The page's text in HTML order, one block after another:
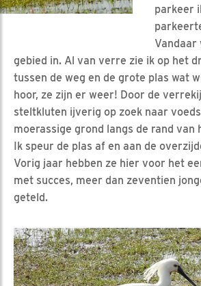
parkeer
Vandaar
gebied in. Al van verre zie ik op het
tussen de weg en de grote plas wat
hoor, ze zijn er weer! Door de
steltkluten ijverig op zoek naar
moerassige grond langs de rand van
Ik speur de plas af en aan de
Vorig jaar hebben ze hier voor het
met succes, meer dan zeventien
geteld.